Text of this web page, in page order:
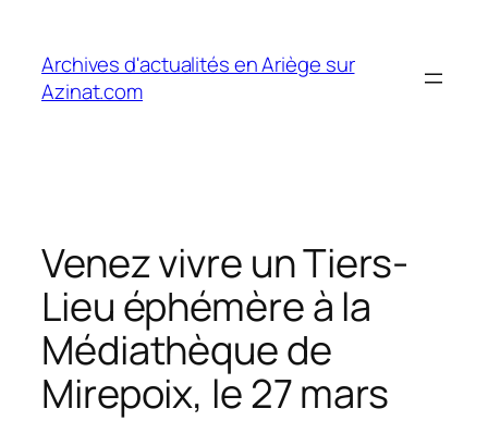
contenu
Archives d'actualités en Ariège sur
Azinat.com
Venez vivre un Tiers-
Lieu éphémère à la
Médiathèque de
Mirepoix, le 27 mars